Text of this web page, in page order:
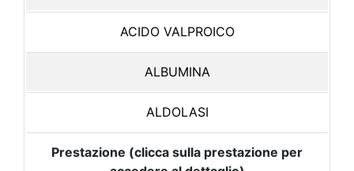
ACIDO VALPROICO
ALBUMINA
ALDOLASI
Prestazione (clicca sulla prestazione per